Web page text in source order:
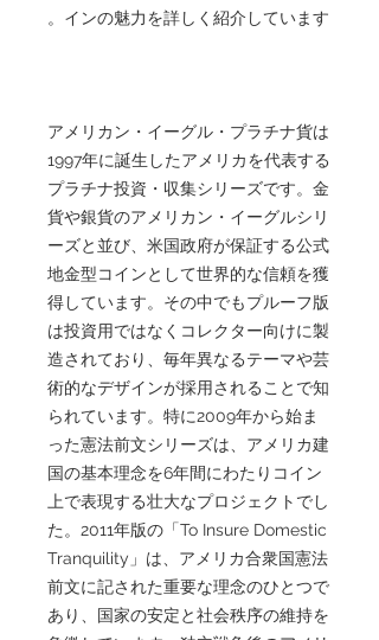
インの魅力を詳しく紹介しています。
アメリカン・イーグル・プラチナ貨は
1997年に誕生したアメリカを代表する
プラチナ投資・収集シリーズです。金
貨や銀貨のアメリカン・イーグルシリ
ーズと並び、米国政府が保証する公式
地金型コインとして世界的な信頼を獲
得しています。その中でもプルーフ版
は投資用ではなくコレクター向けに製
造されており、毎年異なるテーマや芸
術的なデザインが採用されることで知
られています。特に2009年から始ま
った憲法前文シリーズは、アメリカ建
国の基本理念を6年間にわたりコイン
上で表現する壮大なプロジェクトでし
た。2011年版の「To Insure Domestic
Tranquility」は、アメリカ合衆国憲法
前文に記された重要な理念のひとつで
あり、国家の安定と社会秩序の維持を